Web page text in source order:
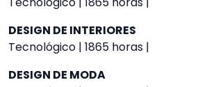
DESIGN DE INTERIORES
Tecnológico | 1865 horas |
DESIGN DE MODA